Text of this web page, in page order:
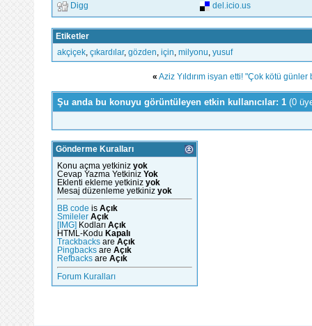
Digg del.icio.us
Etiketler
akçiçek çıkardılar, gözden için milyonu yusuf
« Aziz Yıldırım isyan etti! "Çok kötü günler
Şu anda bu konuyu görüntüleyen etkin kullanıcılar: 1 (0
Gönderme Kuralları
Konu açma yetkiniz yok
Cevap Yazma Yetkiniz Yok
Eklenti ekleme yetkiniz yok
Mesaj düzenleme yetkiniz yok
BB code is Açık
Smileler Açık
[IMG]
Kodları Açık
HTML-Kodu Kapalı
Trackbacks are Açık
Pingbacks are Açık
Refbacks are Açık
Forum Kuralları